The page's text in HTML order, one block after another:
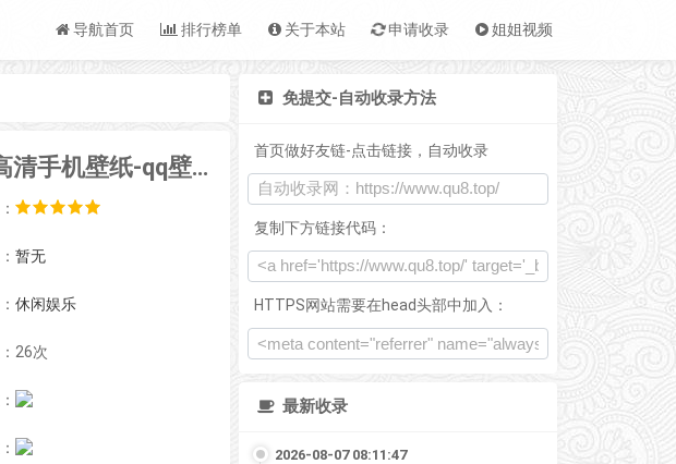
导航首页 排行榜单 关于本站 申请收录 姐姐视频
好看的壁纸-电脑桌面壁纸图片_高清手机壁纸-qq壁纸网
暂无
休闲娱乐
26次
免提交-自动收录方法
首页做好友链-点击链接，自动收录
复制下方链接代码：
HTTPS网站需要在head头部中加入：
最新收录
2026-08-07 08:11:47